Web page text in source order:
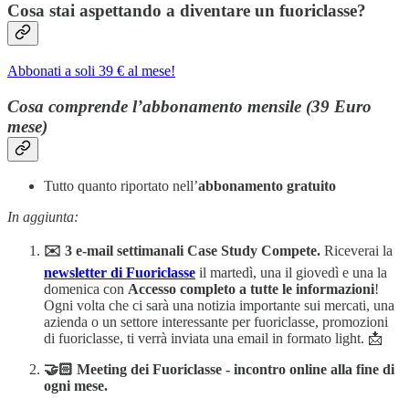
Cosa stai aspettando a diventare un fuoriclasse?
Abbonati a soli 39 € al mese!
Cosa comprende l’abbonamento mensile (39 Euro
mese)
Tutto quanto riportato nell’abbonamento gratuito
In aggiunta:
✉️ 3 e-mail settimanali Case Study Compete. Riceverai la
newsletter di Fuoriclasse il martedì, una il giovedì e una la
domenica con Accesso completo a tutte le informazioni!
Ogni volta che ci sarà una notizia importante sui mercati, una
azienda o un settore interessante per fuoriclasse, promozioni
di fuoriclasse, ti verrà inviata una email in formato light. 📩
🤝🏻 Meeting dei Fuoriclasse - incontro online alla fine di
ogni mese.